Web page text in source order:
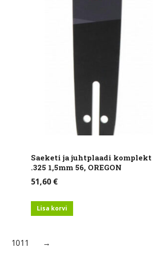
Saeketi ja juhtplaadi komplekt
.325 1,5mm 56, OREGON
51,60 €
Lisa korvi
1011 →